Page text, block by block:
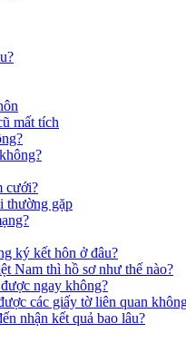
mất tích
cưới?
thường gặp
ký kết hôn ở đâu?
Nam thì hồ sơ như thế nào?
ngay không?
các giấy tờ liên quan
nhận kết quả bao lâu?